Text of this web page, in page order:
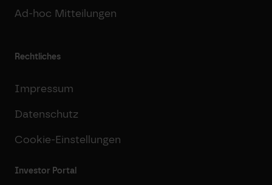
Ad-hoc Mitteilungen
Rechtliches
Impressum
Datenschutz
Cookie-Einstellungen
Investor Portal